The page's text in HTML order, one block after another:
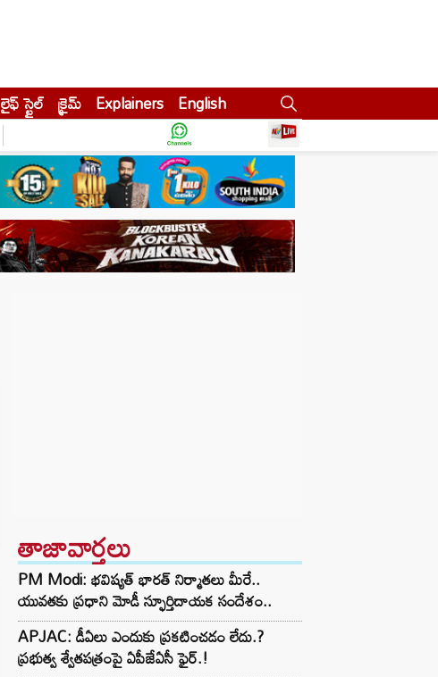
లైఫ్ స్టైల్ క్రైమ్ Explainers English
తాజావార్తలు
PM Modi: భవిష్యత్ భారత్ నిర్మాతలు మీరే..
యువతకు ప్రధాని మోడీ స్ఫూర్తిదాయక సందేశం..
APJAC: డీఏలు ఎందుకు ప్రకటించడం లేదు.?
ప్రభుత్వ శ్వేతపత్రంపై ఏపీజేఏసీ ఫైర్.!